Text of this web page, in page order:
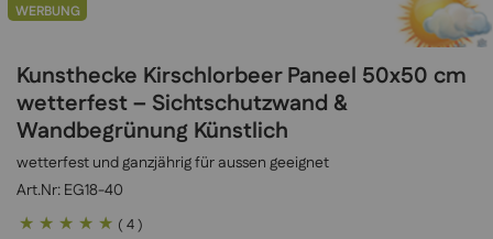
WERBUNG
Kunsthecke Kirschlorbeer Paneel 50x50 cm
wetterfest – Sichtschutzwand &
Wandbegrünung Künstlich
wetterfest und ganzjährig für aussen geeignet
EG18-40
Bewertung:
( 4 )